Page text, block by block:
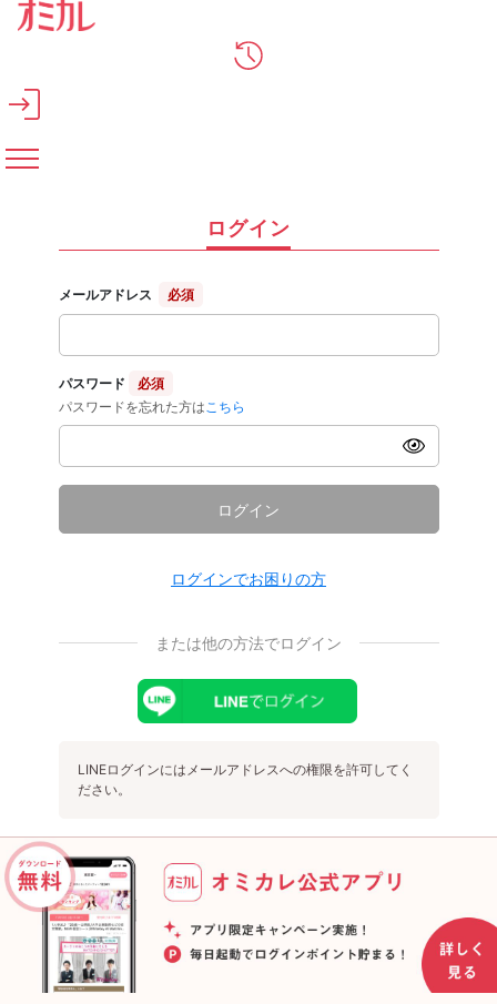
メインコンテンツへスキップ
ログイン
メールアドレス 必須
パスワード
必須
パスワードを忘れた方は こちら
ログイン
ログインでお困りの方
または他の方法でログイン
LINEログインにはメールアドレスへの権限を許可してく
ださい。